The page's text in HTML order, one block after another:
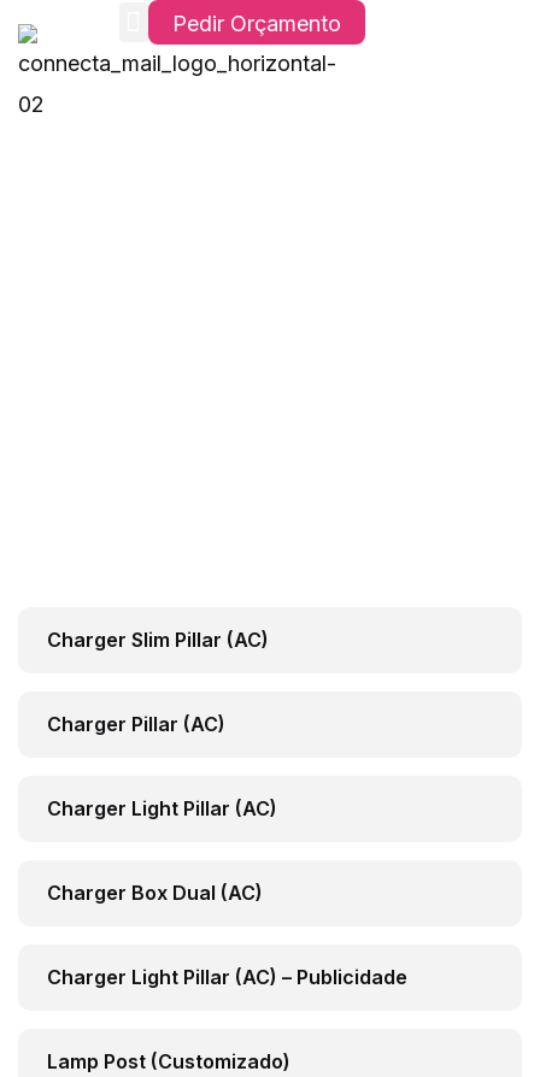
Pedir Orçamento
Charger Slim Pillar (AC)
Charger Pillar (AC)
Charger Light Pillar (AC)
Charger Box Dual (AC)
Charger Light Pillar (AC) – Publicidade
Lamp Post (Customizado)